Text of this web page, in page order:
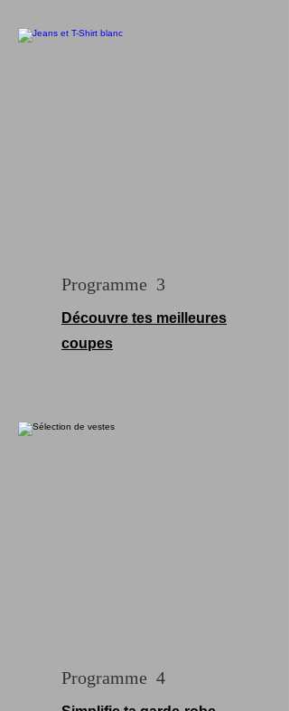
Programme 3
Découvre tes meilleures
coupes
Programme 4